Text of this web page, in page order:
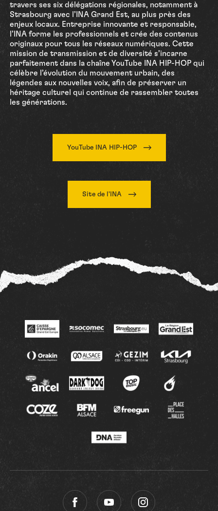
travers ses six délégations régionales, notamment à
Strasbourg avec l’INA Grand Est, au plus près des
enjeux locaux. Entreprise innovante et responsable,
l’INA forme les professionnels et crée des contenus
originaux pour tous les réseaux numériques. Cette
mission de transmission et de diversité s’incarne
parfaitement dans la chaîne YouTube INA HIP-HOP qui
célèbre l’évolution du mouvement urbain, des
légendes aux nouvelles voix, afin de préserver un
héritage culturel qui continue de rassembler toutes
les générations.
YouTube INA HIP-HOP
Site de l'INA